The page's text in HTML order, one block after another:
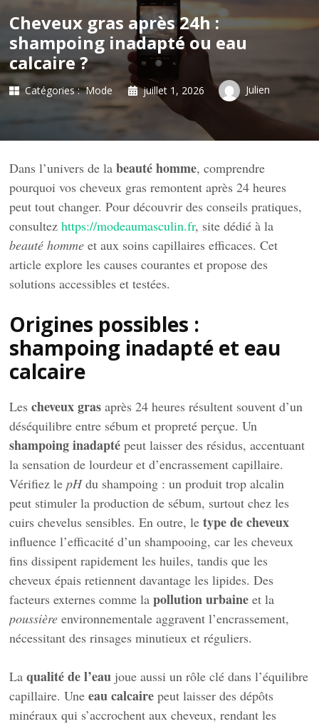
Cheveux gras après 24h :
shampoing inadapté ou eau
calcaire ?
Catégories : Mode juillet 1, 2026 Julien
Dans l’univers de labeauté homme, comprendre
pourquoi vos cheveux gras remontent après 24 heures
peut tout changer. Pour découvrir des conseils pratiques,
consultezhttps://modeaumasculin.fr, site dédié à la
beauté homme et aux soins capillaires efficaces. Cet
article explore les causes courantes et propose des
solutions accessibles et testées.
Origines possibles :
shampoing inadapté et eau
calcaire
Lescheveux gras après 24 heures résultent souvent d’un
déséquilibre entre sébum et propreté perçue. Un
shampoing inadapté peut laisser des résidus, accentuant
la sensation de lourdeur et d’encrassement capillaire.
Vérifiez lepHdu shampoing : un produit trop alcalin
peut stimuler la production de sébum, surtout chez les
cuirs chevelus sensibles. En outre, letype de cheveux
influence l’efficacité d’un shampooing, car les cheveux
fins dissipent rapidement les huiles, tandis que les
cheveux épais retiennent davantage les lipides. Des
facteurs externes comme lapollution urbaine et la
poussière environnementale aggravent l’encrassement,
nécessitant des rinsages minutieux et réguliers.
Laqualité de l’eau joue aussi un rôle clé dans l’équilibre
capillaire. Uneeau calcaire peut laisser des dépôts
minéraux qui s’accrochent aux cheveux, rendant les